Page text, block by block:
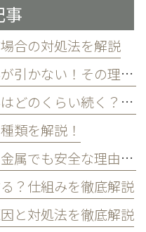
事
合の対処法を解説
インプラント手術後に痛みが引かない！その理由と対処法を解説
インプラント手術後の痛みはどのくらい続く？和らげるには？
類を解説！
インプラントの素材とは？金属でも安全な理由とは
？仕組みを徹底解説
と対処法を徹底解説